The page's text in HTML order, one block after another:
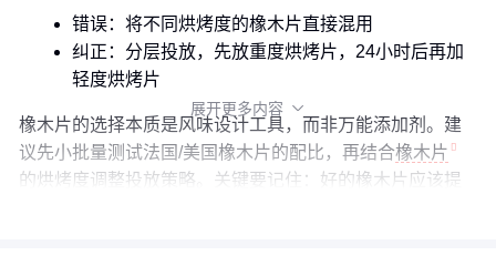
错误：将不同烘烤度的橡木片直接混用
纠正：分层投放，先放重度烘烤片，24小时后再加
轻度烘烤片
橡木片的选择本质是风味设计工具，而非万能添加剂。建
议先小批量测试法国/美国橡木片的配比，再结合橡木片
的烘烤度调整投放策略。关键要记住：好的橡木片应该提
展开更多内容 